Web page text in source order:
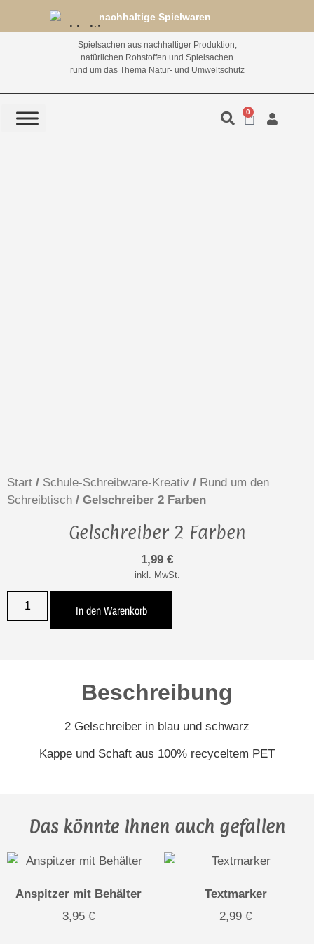
nachhaltige Spielwaren
Spielsachen aus nachhaltiger Produktion,
natürlichen Rohstoffen und Spielsachen
rund um das Thema Natur- und Umweltschutz
0
Start / Schule-Schreibware-Kreativ / Rund um den
Schreibtisch / Gelschreiber 2 Farben
Gelschreiber 2 Farben
1,99 €
inkl. MwSt.
In den Warenkorb
Beschreibung
2 Gelschreiber in blau und schwarz
Kappe und Schaft aus 100% recyceltem PET
Das könnte Ihnen auch gefallen
Anspitzer mit Behälter
3,95 €
Textmarker
2,99 €